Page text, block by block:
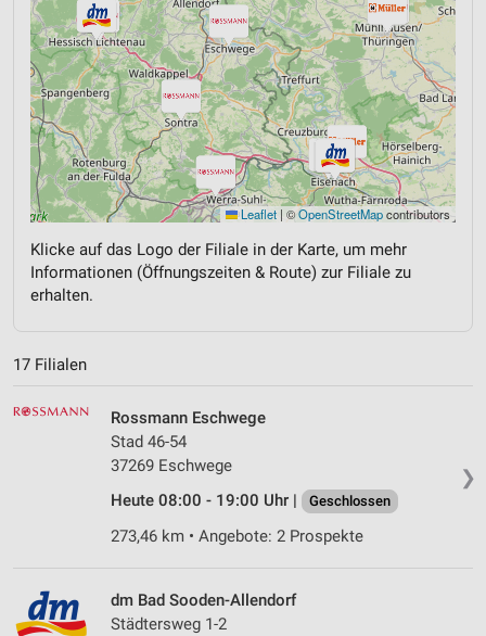
Leaflet | ©OpenStreetMapcontributors
Klicke auf das Logo der Filiale in der Karte, um mehr
Informationen (Öffnungszeiten & Route) zur Filiale zu
erhalten.
17 Filialen
❯
Rossmann Eschwege
Stad 46-54
37269 Eschwege
Heute 08:00 - 19:00 Uhr |
Geschlossen
273,46 km • Angebote: 2 Prospekte
dm Bad Sooden-Allendorf
Städtersweg 1-2